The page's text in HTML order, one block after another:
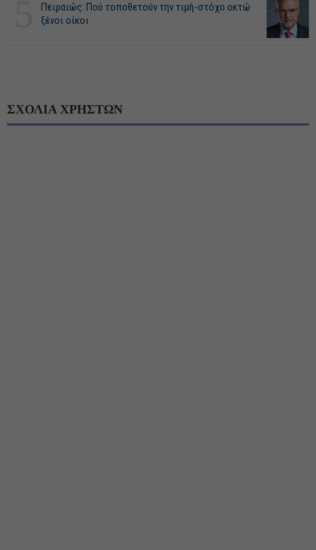
Πειραιώς: Πού τοποθετούν την τιμή-στόχο οκτώ
ξένοι οίκοι
ΣΧΟΛΙΑ ΧΡΗΣΤΩΝ